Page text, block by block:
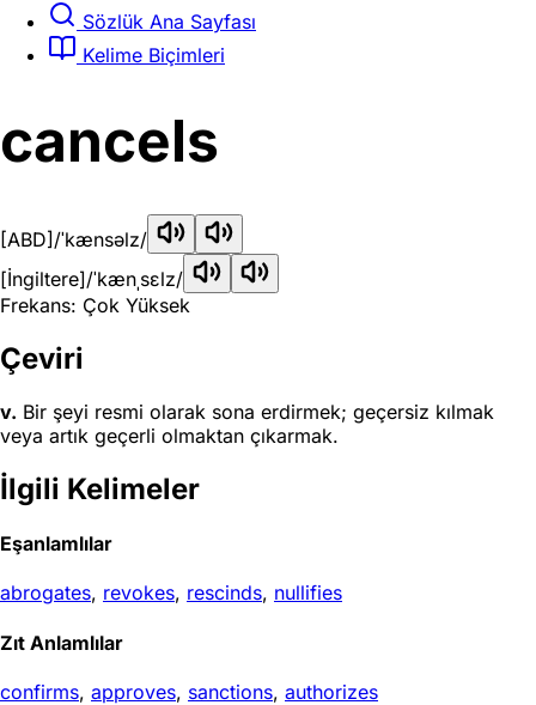
Sözlük Ana Sayfası
Kelime Biçimleri
cancels
[ABD] /ˈkænsəlz/
[İngiltere]/ˈkænˌsɛlz/
Frekans: Çok Yüksek
Çeviri
v. Bir şeyi resmi olarak sona erdirmek; geçersiz kılmak
veya artık geçerli olmaktan çıkarmak.
İlgili Kelimeler
Eşanlamlılar
abrogates, revokes, rescinds, nullifies
Zıt Anlamlılar
confirms, approves, sanctions, authorizes